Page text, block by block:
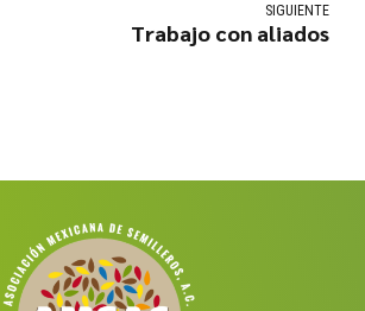
SIGUIENTE
Trabajo con aliados